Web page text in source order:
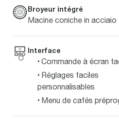
Broyeur intégré
Macine coniche in
Interface
Commande à écran
Réglages faciles
personnalisables
Menu de cafés